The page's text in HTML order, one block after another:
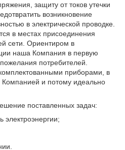
защиту от токов утечки
возникновение
в электрической проводке.
в местах присоединения
сети. Ориентиром в
наша Компания в первую
потребителей.
приборами, в
и потому идеально
поставленных задач:
электроэнергии;